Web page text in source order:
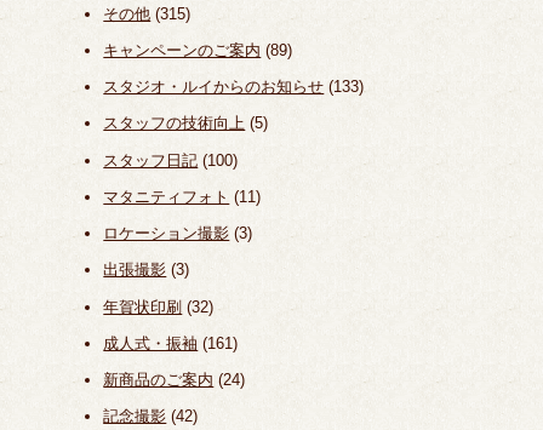
その他 (315)
キャンペーンのご案内 (89)
スタジオ・ルイからのお知らせ (133)
スタッフの技術向上 (5)
スタッフ日記 (100)
マタニティフォト (11)
ロケーション撮影 (3)
出張撮影 (3)
年賀状印刷 (32)
成人式・振袖 (161)
新商品のご案内 (24)
記念撮影 (42)